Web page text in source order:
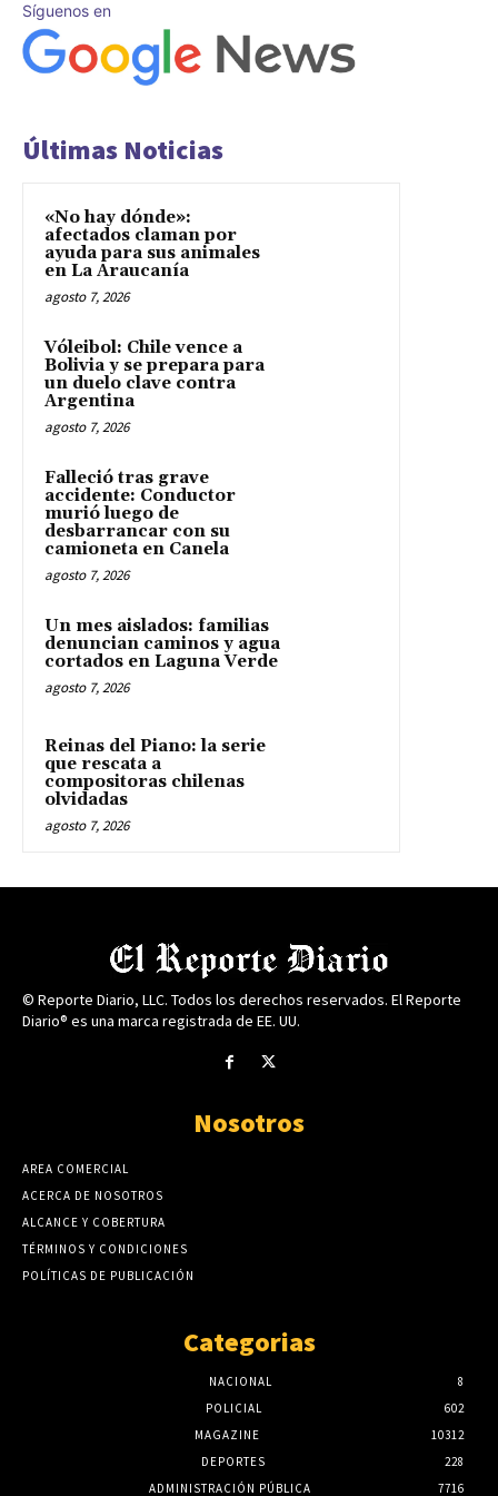
Síguenos en
Últimas Noticias
«No hay dónde»:
afectados claman por
ayuda para sus animales
en La Araucanía
agosto 7, 2026
Vóleibol: Chile vence a
Bolivia y se prepara para
un duelo clave contra
Argentina
agosto 7, 2026
Falleció tras grave
accidente: Conductor
murió luego de
desbarrancar con su
camioneta en Canela
agosto 7, 2026
Un mes aislados: familias
denuncian caminos y agua
cortados en Laguna Verde
agosto 7, 2026
Reinas del Piano: la serie
que rescata a
compositoras chilenas
olvidadas
agosto 7, 2026
© Reporte Diario, LLC. Todos los derechos reservados. El Reporte
Diario® es una marca registrada de EE. UU.
Nosotros
AREA COMERCIAL
ACERCA DE NOSOTROS
ALCANCE Y COBERTURA
TÉRMINOS Y CONDICIONES
POLÍTICAS DE PUBLICACIÓN
Categorias
NACIONAL
8
POLICIAL
602
MAGAZINE
10312
DEPORTES
228
ADMINISTRACIÓN PÚBLICA
7716